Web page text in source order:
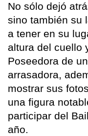
No sólo dejó
sino también su
a tener en su
altura del cuello
Poseedora de
arrasadora,
mostrar sus
una figura
participar del
año.